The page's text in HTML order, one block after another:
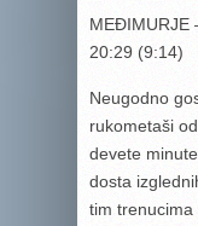
20:29 (9:14)
Neugodno
rukometaši
devete
dosta
tim trenucima